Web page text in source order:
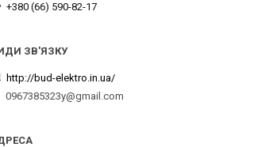
+380 (66) 590-82-17
http://bud-elektro.in.ua/
0967385323y@gmail.com